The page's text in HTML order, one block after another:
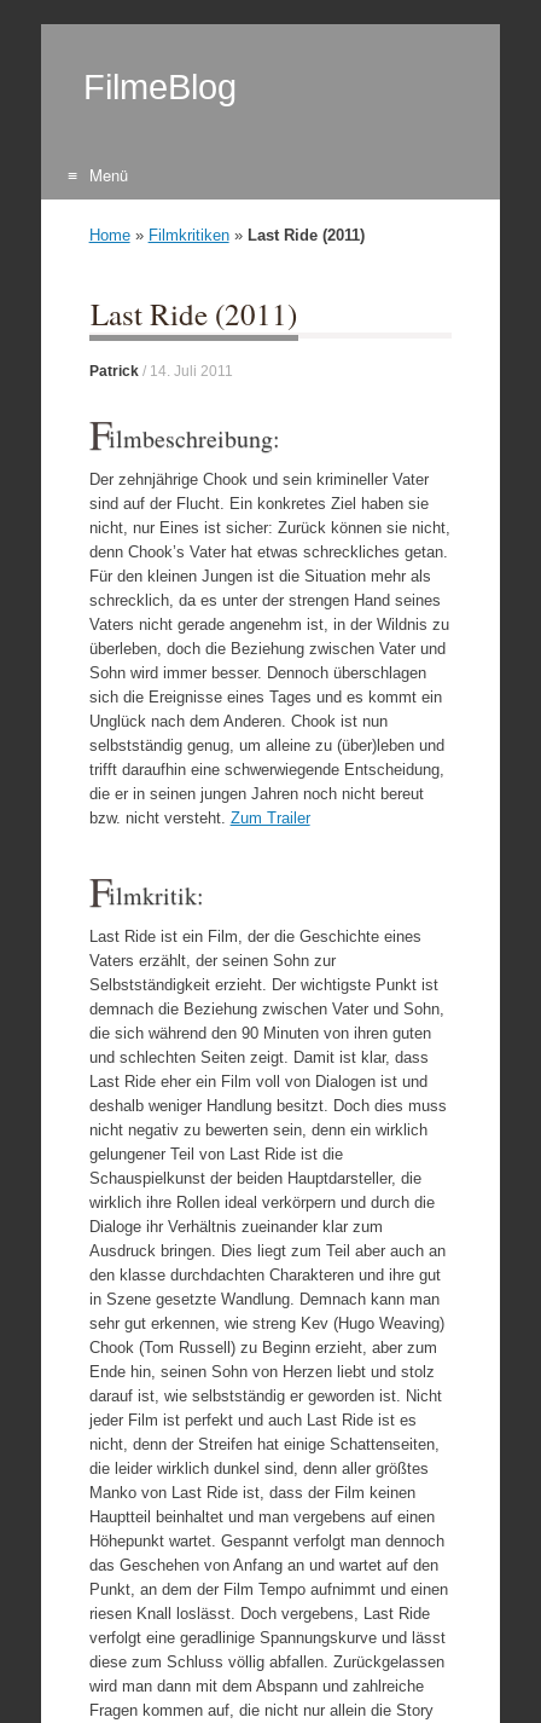
FilmeBlog
Menü
Home» Filmkritiken» Last Ride (2011)
Last Ride (2011)
Patrick/ 14. Juli 2011
Filmbeschreibung:
Der zehnjährige Chook und sein krimineller Vater
sind auf der Flucht. Ein konkretes Ziel haben sie
nicht, nur Eines ist sicher: Zurück können sie nicht,
denn Chook’s Vater hat etwas schreckliches getan.
Für den kleinen Jungen ist die Situation mehr als
schrecklich, da es unter der strengen Hand seines
Vaters nicht gerade angenehm ist, in der Wildnis zu
überleben, doch die Beziehung zwischen Vater und
Sohn wird immer besser. Dennoch überschlagen
sich die Ereignisse eines Tages und es kommt ein
Unglück nach dem Anderen. Chook ist nun
selbstständig genug, um alleine zu (über)leben und
trifft daraufhin eine schwerwiegende Entscheidung,
die er in seinen jungen Jahren noch nicht bereut
bzw. nicht versteht. Zum Trailer
Filmkritik:
Last Ride ist ein Film, der die Geschichte eines
Vaters erzählt, der seinen Sohn zur
Selbstständigkeit erzieht. Der wichtigste Punkt ist
demnach die Beziehung zwischen Vater und Sohn,
die sich während den 90 Minuten von ihren guten
und schlechten Seiten zeigt. Damit ist klar, dass
Last Ride eher ein Film voll von Dialogen ist und
deshalb weniger Handlung besitzt. Doch dies muss
nicht negativ zu bewerten sein, denn ein wirklich
gelungener Teil von Last Ride ist die
Schauspielkunst der beiden Hauptdarsteller, die
wirklich ihre Rollen ideal verkörpern und durch die
Dialoge ihr Verhältnis zueinander klar zum
Ausdruck bringen. Dies liegt zum Teil aber auch an
den klasse durchdachten Charakteren und ihre gut
in Szene gesetzte Wandlung. Demnach kann man
sehr gut erkennen, wie streng Kev (Hugo Weaving)
Chook (Tom Russell) zu Beginn erzieht, aber zum
Ende hin, seinen Sohn von Herzen liebt und stolz
darauf ist, wie selbstständig er geworden ist. Nicht
jeder Film ist perfekt und auch Last Ride ist es
nicht, denn der Streifen hat einige Schattenseiten,
die leider wirklich dunkel sind, denn aller größtes
Manko von Last Ride ist, dass der Film keinen
Hauptteil beinhaltet und man vergebens auf einen
Höhepunkt wartet. Gespannt verfolgt man dennoch
das Geschehen von Anfang an und wartet auf den
Punkt, an dem der Film Tempo aufnimmt und einen
riesen Knall loslässt. Doch vergebens, Last Ride
verfolgt eine geradlinige Spannungskurve und lässt
diese zum Schluss völlig abfallen. Zurückgelassen
wird man dann mit dem Abspann und zahlreiche
Fragen kommen auf, die nicht nur allein die Story